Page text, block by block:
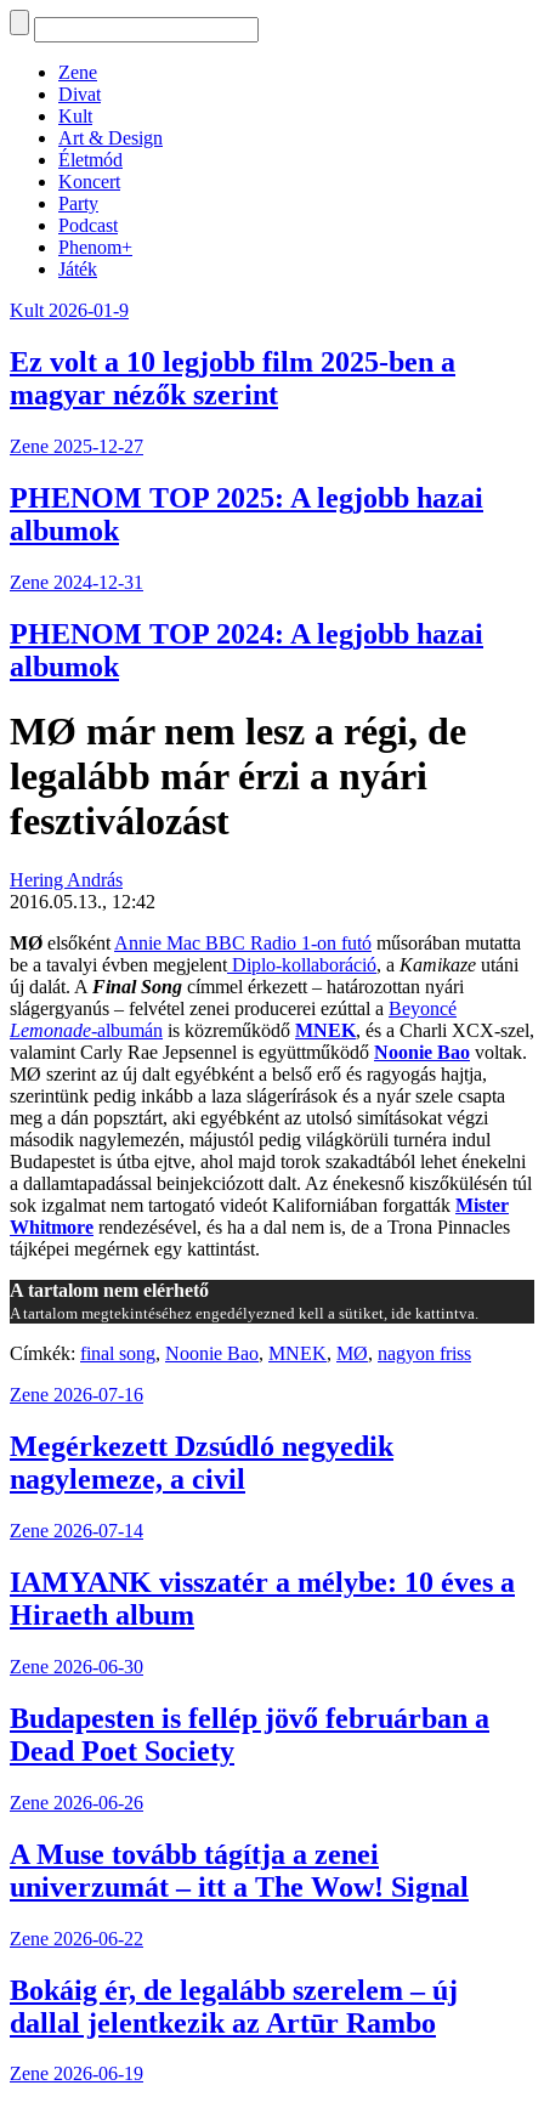
Zene
Divat
Kult
Art & Design
Életmód
Koncert
Party
Podcast
Phenom+
Játék
Kult 2026-01-9
Ez volt a 10 legjobb film 2025-ben a
magyar nézők szerint
Zene 2025-12-27
PHENOM TOP 2025: A legjobb hazai
albumok
Zene 2024-12-31
PHENOM TOP 2024: A legjobb hazai
albumok
MØ már nem lesz a régi, de
legalább már érzi a nyári
fesztiválozást
Hering András
2016.05.13., 12:42
MØ elsőkéntAnnie Mac BBC Radio 1-on futó műsorában mutatta
be a tavalyi évben megjelentDiplo-kollaboráció, a Kamikaze utáni
új dalát. AFinal Song címmel érkezett – határozottan nyári
slágergyanús – felvétel zenei producerei ezúttal a Beyoncé
Lemonade-albumán is közreműködő MNEK, és a Charli XCX-szel,
valamint Carly Rae Jepsennel is együttműködő Noonie Bao voltak.
MØ szerint az új dalt egyébként a belső erő és ragyogás hajtja,
szerintünk pedig inkább a laza slágerírások és a nyár szele csapta
meg a dán popsztárt, aki egyébként az utolsó simításokat végzi
második nagylemezén, májustól pedig világkörüli turnéra indul
Budapestet is útba ejtve, ahol majd torok szakadtából lehet énekelni
a dallamtapadással beinjekciózott dalt. Az énekesnő kiszőkülésén túl
sok izgalmat nem tartogató videót Kaliforniában forgatták Mister
Whitmore rendezésével, és ha a dal nem is, de a Trona Pinnacles
tájképei megérnek egy kattintást.
A tartalom nem elérhető
A tartalom megtekintéséhez engedélyezned kell a sütiket, ide kattintva.
Címkék: final song, Noonie Bao, MNEK, MØ, nagyon friss
Zene 2026-07-16
Megérkezett Dzsúdló negyedik
nagylemeze, a civil
Zene 2026-07-14
IAMYANK visszatér a mélybe: 10 éves a
Hiraeth album
Zene 2026-06-30
Budapesten is fellép jövő februárban a
Dead Poet Society
Zene 2026-06-26
A Muse tovább tágítja a zenei
univerzumát – itt a The Wow! Signal
Zene 2026-06-22
Bokáig ér, de legalább szerelem – új
dallal jelentkezik az Artūr Rambo
Zene 2026-06-19